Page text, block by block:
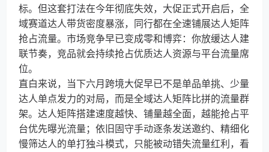
标。但这套打法在今年彻底失效，大促正式开启后，全
域赛道达人带货密度暴涨，同行都在全速铺展达人矩阵
抢占流量。市场竞争早已变成零和博弈：你放缓达人建
联节奏，竞品就会持续抢占优质达人资源与平台流量席
位。
直白来说，当下六月跨境大促早已不是单品单挑、少量
达人单点发力的对局，而是全域达人矩阵比拼的流量群
架。达人矩阵搭建速度越快、铺量越全面，越能抢占平
台优先曝光流量；依旧固守手动逐条发送邀约、精细化
慢筛达人的单打独斗模式，只能被动错失流量红利，看